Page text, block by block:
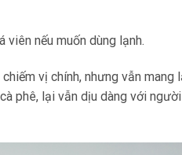
nếu muốn dùng lạnh.
vị chính, nhưng vẫn mang
phê, lại vẫn dịu dàng với người